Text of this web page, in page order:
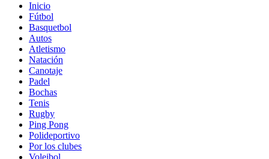
Inicio
Fútbol
Basquetbol
Autos
Atletismo
Natación
Canotaje
Padel
Bochas
Tenis
Rugby
Ping Pong
Polideportivo
Por los clubes
Voleibol